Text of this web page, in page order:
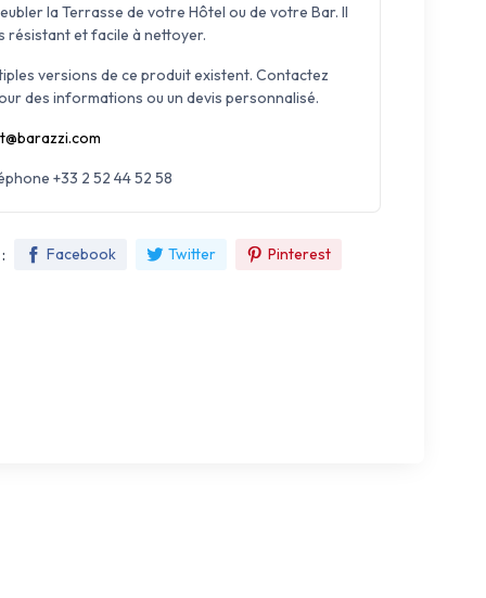
la Terrasse de votre Hôtel ou de votre Bar. Il
résistant et facile à nettoyer.
versions de ce produit existent. Contactez
des informations ou un devis personnalisé.
+33 2 52 44 52 58
Facebook Twitter Pinterest